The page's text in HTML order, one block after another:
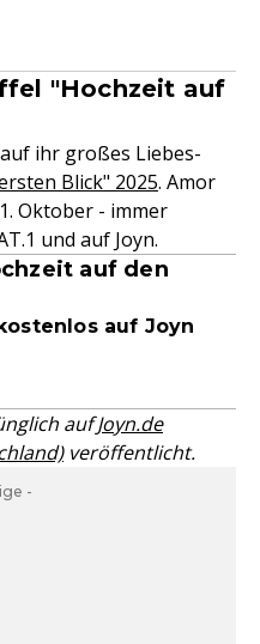
"Hochzeit auf
auf ihr großes Liebes-
Blick" 2025. Amor
Oktober - immer
und auf Joyn.
auf den
auf Joyn
aufJoyn.de
veröffentlicht.
-